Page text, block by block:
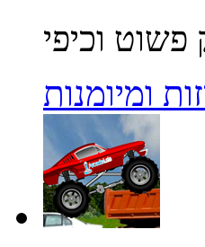
ומיומנות